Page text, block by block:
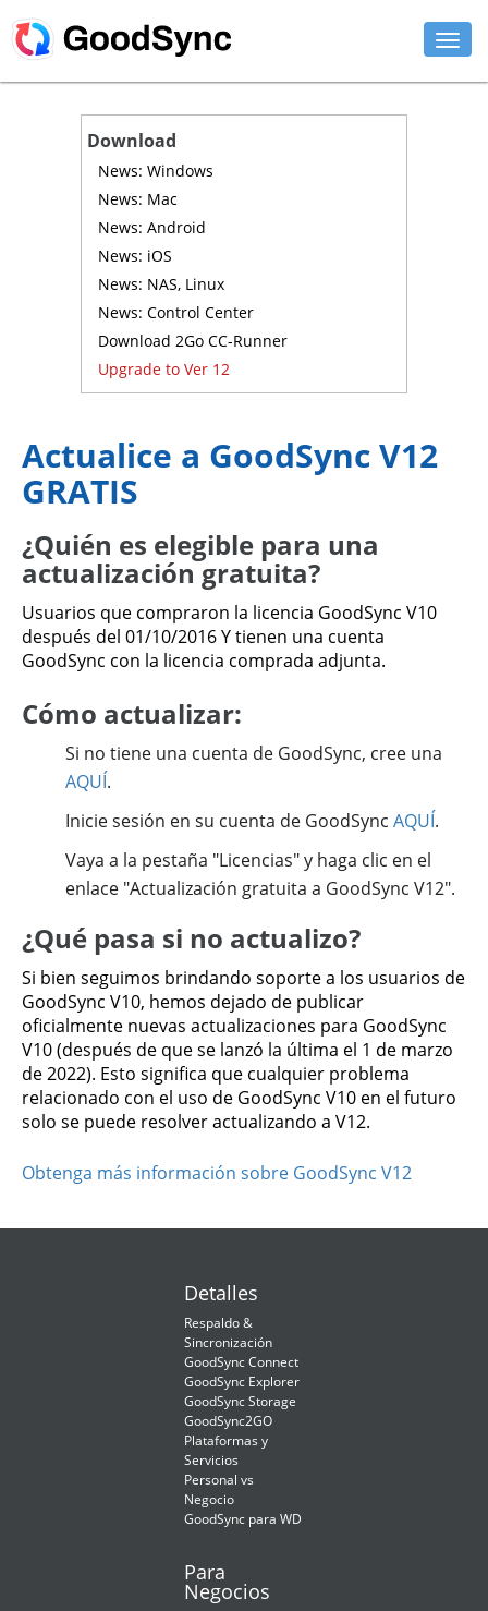
PARA NEGOCIOS
DESCARGAR
Download
News: Windows
News: Mac
News: Android
News: iOS
News: NAS, Linux
News: Control Center
Download 2Go CC-Runner
Upgrade to Ver 12
Actualice a GoodSync V12
GRATIS
¿Quién es elegible para una
actualización gratuita?
Usuarios que compraron la licencia GoodSync V10
después del 01/10/2016 Y tienen una cuenta
GoodSync con la licencia comprada adjunta.
Cómo actualizar:
Si no tiene una cuenta de GoodSync, cree una
AQUÍ.
Inicie sesión en su cuenta de GoodSync AQUÍ.
Vaya a la pestaña "Licencias" y haga clic en el
enlace "Actualización gratuita a GoodSync V12".
¿Qué pasa si no actualizo?
Si bien seguimos brindando soporte a los usuarios de
GoodSync V10, hemos dejado de publicar
oficialmente nuevas actualizaciones para GoodSync
V10 (después de que se lanzó la última el 1 de marzo
de 2022). Esto significa que cualquier problema
relacionado con el uso de GoodSync V10 en el futuro
solo se puede resolver actualizando a V12.
Obtenga más información sobre GoodSync V12
Detalles
Respaldo &
Sincronización
GoodSync Connect
GoodSync Explorer
GoodSync Storage
GoodSync2GO
Plataformas y
Servicios
Personal vs
Negocio
GoodSync para WD
Para
Negocios